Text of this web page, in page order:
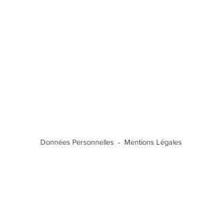
Données Personnelles - Mentions Légales